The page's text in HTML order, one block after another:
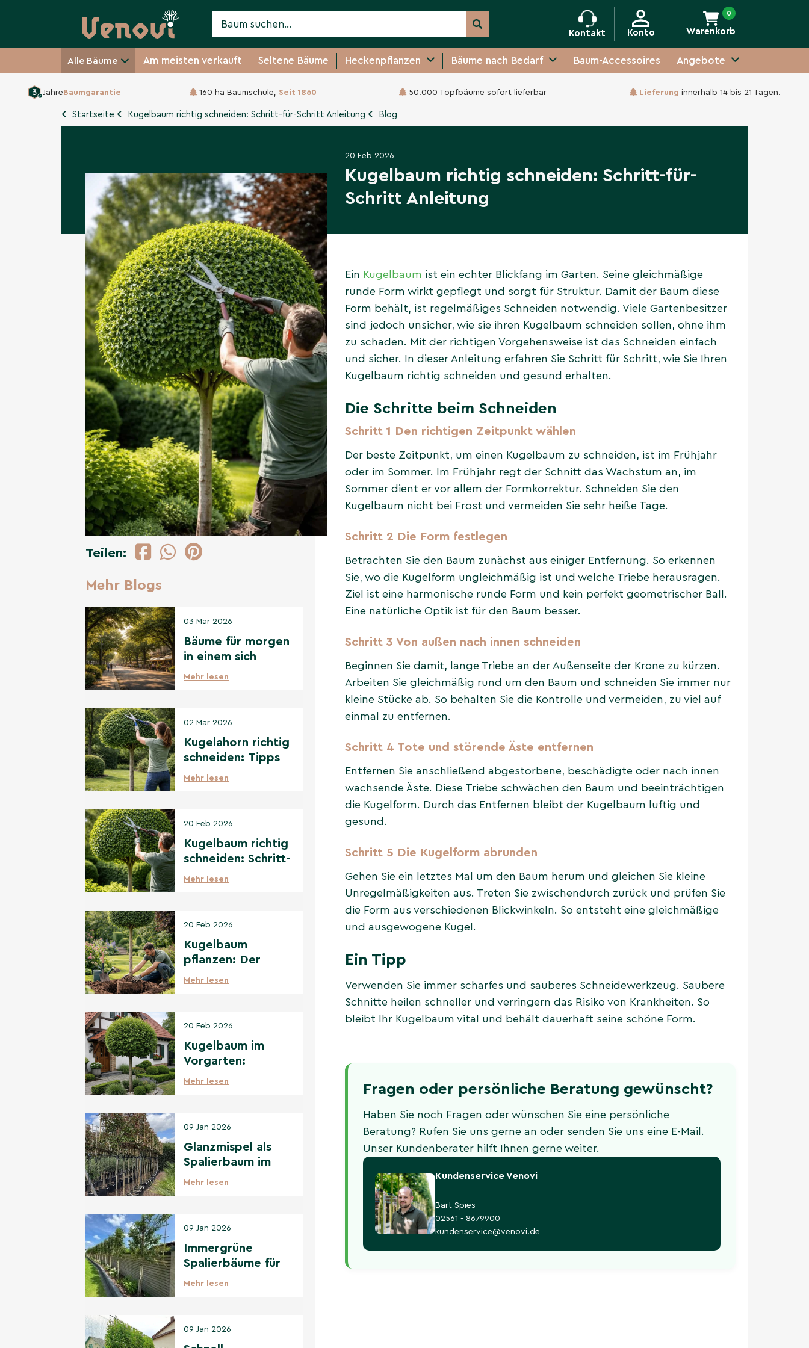
Kontakt Konto Warenkorb
0
Alle Bäume Am meisten verkauft Seltene Bäume Heckenpflanzen Bäume nach Bedarf Baum-Accessoires Angebote
JahreBaumgarantie 160 ha Baumschule, Seit 1860 50.000 Topfbäume sofort lieferbar Lieferung innerhalb 14 bis 21 Tagen.
Startseite Kugelbaum richtig schneiden: Schritt-für-Schritt Anleitung Blog
20 Feb 2026
Kugelbaum richtig schneiden: Schritt-für-
Schritt Anleitung
Teilen:
Mehr Blogs
03 Mar 2026
Bäume für morgen
in einem sich
wandelnden Klima
Mehr lesen
02 Mar 2026
Kugelahorn richtig
schneiden: Tipps
für den perfekten
Mehr lesen
20 Feb 2026
Kugelbaum richtig
schneiden: Schritt-
für-Schritt
Mehr lesen
20 Feb 2026
Kugelbaum
pflanzen: Der
ultimative
Mehr lesen
20 Feb 2026
Kugelbaum im
Vorgarten:
Gestaltungsideen
Mehr lesen
09 Jan 2026
Glanzmispel als
Spalierbaum im
Vergleich zu
Mehr lesen
09 Jan 2026
Immergrüne
Spalierbäume für
jeden Standort:
Mehr lesen
09 Jan 2026
Ein Kugelbaum ist ein echter Blickfang im Garten. Seine gleichmäßige
runde Form wirkt gepflegt und sorgt für Struktur. Damit der Baum diese
Form behält, ist regelmäßiges Schneiden notwendig. Viele Gartenbesitzer
sind jedoch unsicher, wie sie ihren Kugelbaum schneiden sollen, ohne ihm
zu schaden. Mit der richtigen Vorgehensweise ist das Schneiden einfach
und sicher. In dieser Anleitung erfahren Sie Schritt für Schritt, wie Sie Ihren
Kugelbaum richtig schneiden und gesund erhalten.
Die Schritte beim Schneiden
Schritt 1 Den richtigen Zeitpunkt wählen
Der beste Zeitpunkt, um einen Kugelbaum zu schneiden, ist im Frühjahr
oder im Sommer. Im Frühjahr regt der Schnitt das Wachstum an, im
Sommer dient er vor allem der Formkorrektur. Schneiden Sie den
Kugelbaum nicht bei Frost und vermeiden Sie sehr heiße Tage.
Schritt 2 Die Form festlegen
Betrachten Sie den Baum zunächst aus einiger Entfernung. So erkennen
Sie, wo die Kugelform ungleichmäßig ist und welche Triebe herausragen.
Ziel ist eine harmonische runde Form und kein perfekt geometrischer Ball.
Eine natürliche Optik ist für den Baum besser.
Schritt 3 Von außen nach innen schneiden
Beginnen Sie damit, lange Triebe an der Außenseite der Krone zu kürzen.
Arbeiten Sie gleichmäßig rund um den Baum und schneiden Sie immer nur
kleine Stücke ab. So behalten Sie die Kontrolle und vermeiden, zu viel auf
einmal zu entfernen.
Schritt 4 Tote und störende Äste entfernen
Entfernen Sie anschließend abgestorbene, beschädigte oder nach innen
wachsende Äste. Diese Triebe schwächen den Baum und beeinträchtigen
die Kugelform. Durch das Entfernen bleibt der Kugelbaum luftig und
gesund.
Schritt 5 Die Kugelform abrunden
Gehen Sie ein letztes Mal um den Baum herum und gleichen Sie kleine
Unregelmäßigkeiten aus. Treten Sie zwischendurch zurück und prüfen Sie
die Form aus verschiedenen Blickwinkeln. So entsteht eine gleichmäßige
und ausgewogene Kugel.
Ein Tipp
Verwenden Sie immer scharfes und sauberes Schneidewerkzeug. Saubere
Schnitte heilen schneller und verringern das Risiko von Krankheiten. So
bleibt Ihr Kugelbaum vital und behält dauerhaft seine schöne Form.
Fragen oder persönliche Beratung gewünscht?
Haben Sie noch Fragen oder wünschen Sie eine persönliche
Beratung? Rufen Sie uns gerne an oder senden Sie uns eine E-Mail.
Unser Kundenberater hilft Ihnen gerne weiter.
Kundenservice Venovi
Bart Spies
02561 - 8679900
kundenservice@venovi.de